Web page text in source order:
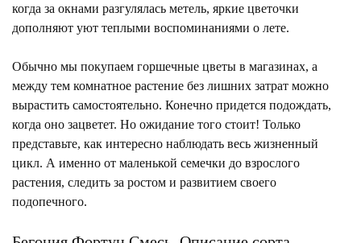
когда за окнами разгулялась метель, яркие цветочки
дополняют уют теплыми воспоминаниями о лете.
Обычно мы покупаем горшечные цветы в магазинах, а
между тем комнатное растение без лишних затрат можно
вырастить самостоятельно. Конечно придется подождать,
когда оно зацветет. Но ожидание того стоит! Только
представьте, как интересно наблюдать весь жизненный
цикл. А именно от маленькой семечки до взрослого
растения, следить за ростом и развитием своего
подопечного.